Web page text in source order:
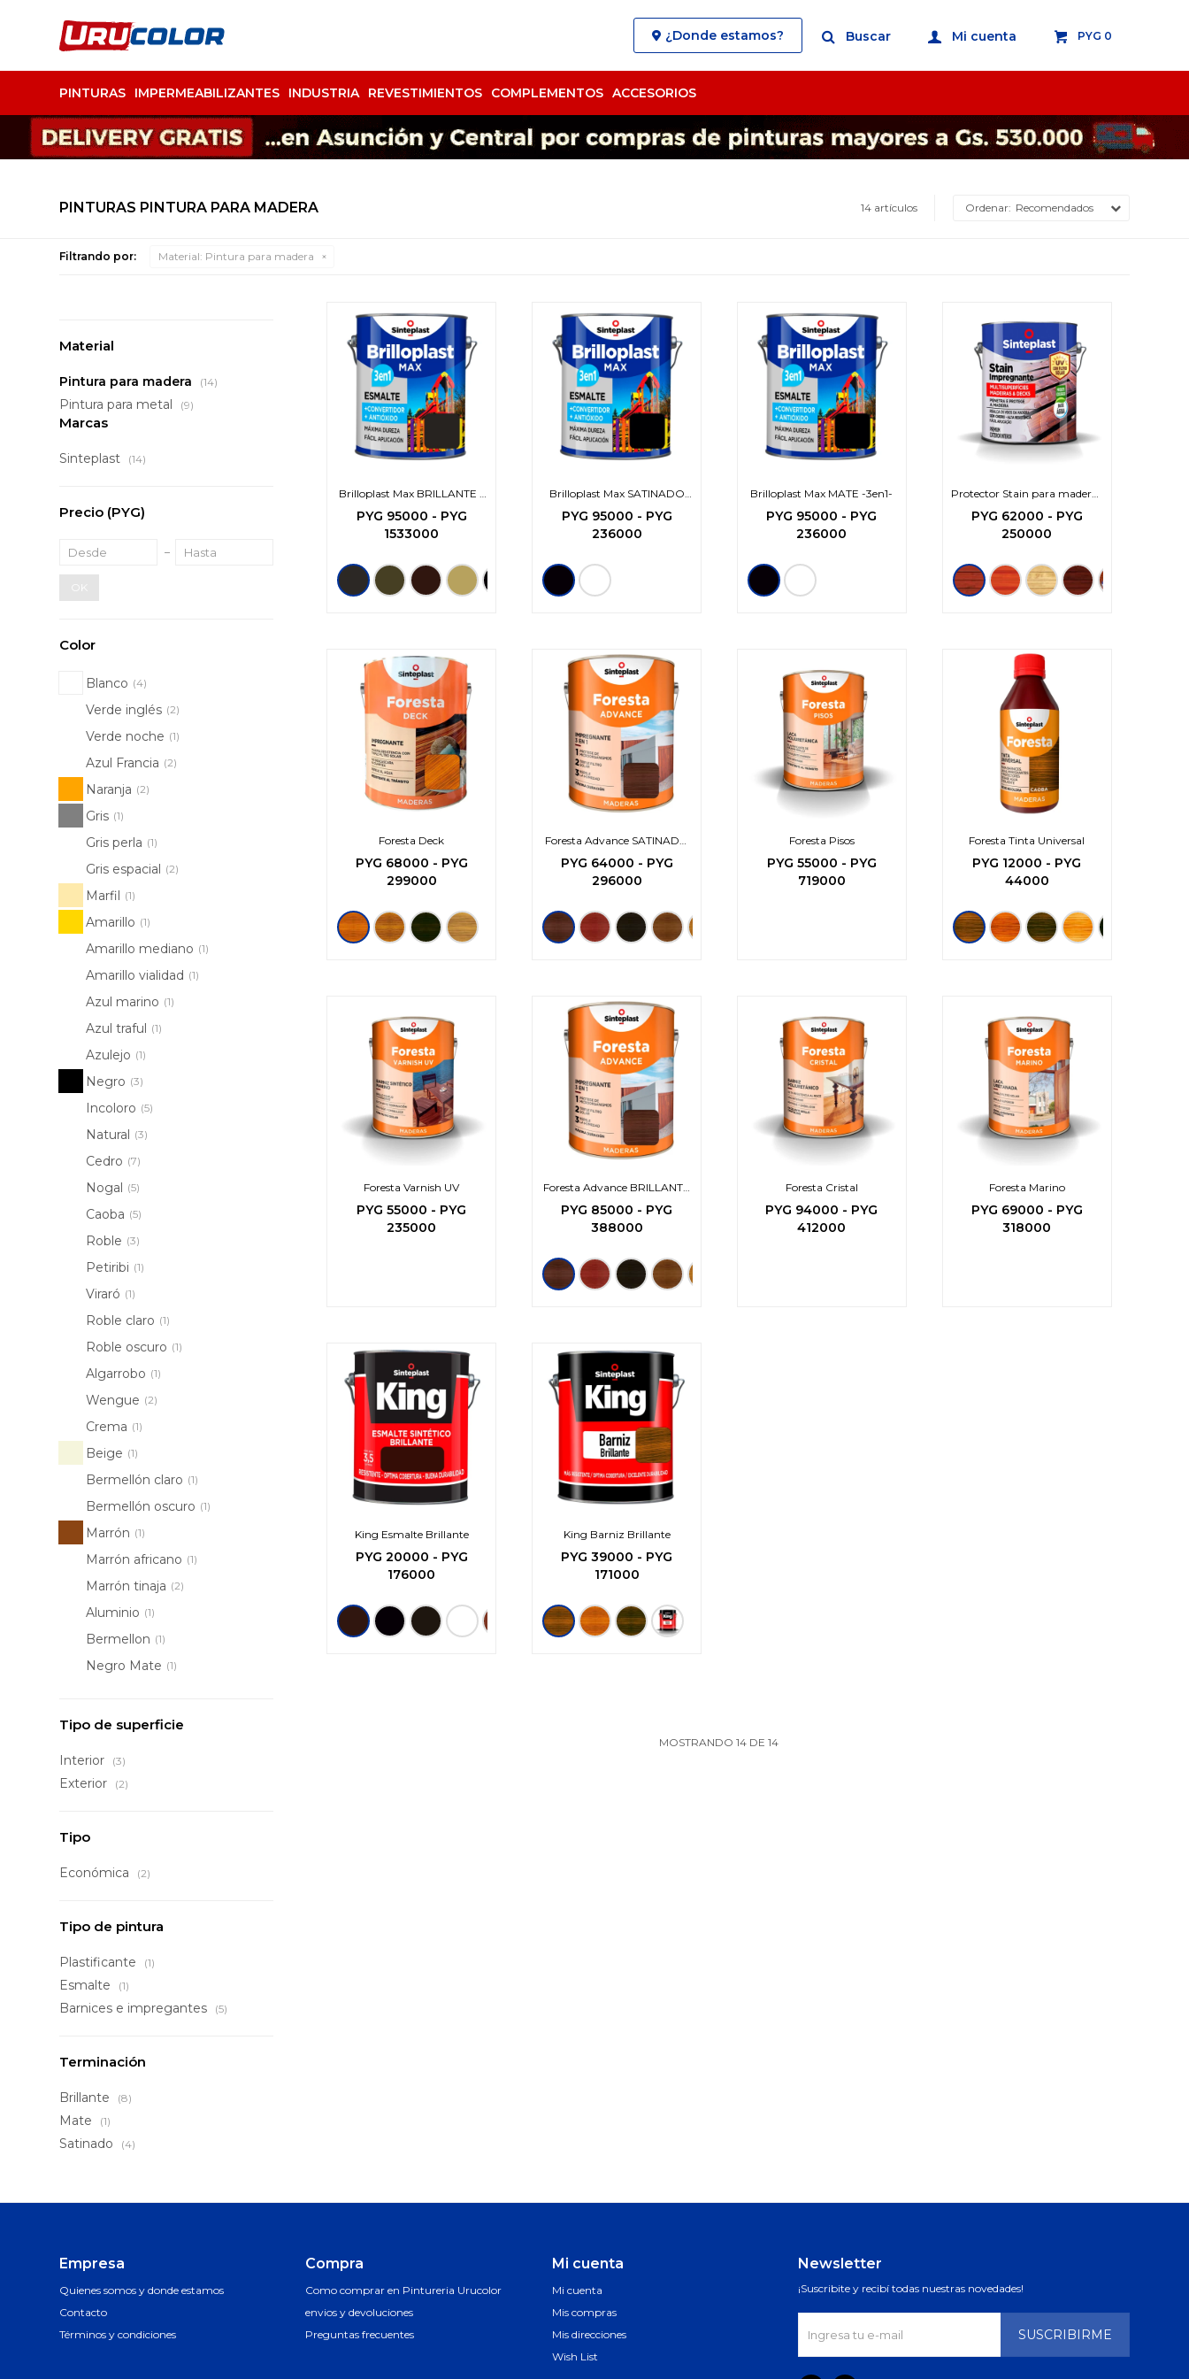
PINTURAS IMPERMEABILIZANTES INDUSTRIA REVESTIMIENTOS COMPLEMENTOS ACCESORIOS
PYG 0
¿Donde estamos?
PINTURAS PINTURA PARA MADERA 14 artículos Recomendados
Filtrando por: Material: Pintura para madera
Brilloplast Max BRILLANTE -
3en1-
PYG 95000 - PYG
1533000
Brilloplast Max SATINADO
-3en1-
PYG 95000 - PYG
236000
Brilloplast Max MATE -3en1-
PYG 95000 - PYG
236000
Protector Stain para maderas
Base Agua
PYG 62000 - PYG
250000
Foresta Deck
PYG 68000 - PYG
299000
Foresta Advance SATINADO
Impregnante -3en1
PYG 64000 - PYG
296000
Foresta Pisos
PYG 55000 - PYG
719000
Foresta Tinta Universal
PYG 12000 - PYG
44000
Foresta Varnish UV
PYG 55000 - PYG
235000
Foresta Advance BRILLANTE
Impregnante -3en1
PYG 85000 - PYG
388000
Foresta Cristal
PYG 94000 - PYG
412000
Foresta Marino
PYG 69000 - PYG
318000
King Esmalte Brillante
PYG 20000 - PYG
176000
King Barniz Brillante
PYG 39000 - PYG
171000
MOSTRANDO14 DE14
Marcas
Sinteplast (14)
Precio (PYG)
OK
Material
Pintura para madera (14)
Pintura para metal (9)
Color
Blanco (4)
Verde inglés (2)
Verde noche (1)
Azul Francia (2)
Naranja (2)
Gris (1)
Gris perla (1)
Gris espacial (2)
Marfil (1)
Amarillo (1)
Amarillo mediano (1)
Amarillo vialidad (1)
Azul marino (1)
Azul traful (1)
Azulejo (1)
Negro (3)
Incoloro (5)
Natural (3)
Cedro (7)
Nogal (5)
Caoba (5)
Roble (3)
Petiribi (1)
Viraró (1)
Roble claro (1)
Roble oscuro (1)
Algarrobo (1)
Wengue (2)
Crema (1)
Beige (1)
Bermellón claro (1)
Bermellón oscuro (1)
Marrón (1)
Marrón africano (1)
Marrón tinaja (2)
Aluminio (1)
Bermellon (1)
Negro Mate (1)
Tipo de superficie
Interior (3)
Exterior (2)
Tipo
Económica (2)
Tipo de pintura
Plastificante (1)
Esmalte (1)
Barnices e impregantes (5)
Terminación
Brillante (8)
Mate (1)
Satinado (4)
Empresa
Quienes somos y donde estamos
Contacto
Términos y condiciones
Compra
Como comprar en Pintureria Urucolor
envios y devoluciones
Preguntas frecuentes
Mi cuenta
Mi cuenta
Mis compras
Mis direcciones
Wish List
Newsletter
¡Suscribite y recibí todas nuestras novedades!
SUSCRIBIRME